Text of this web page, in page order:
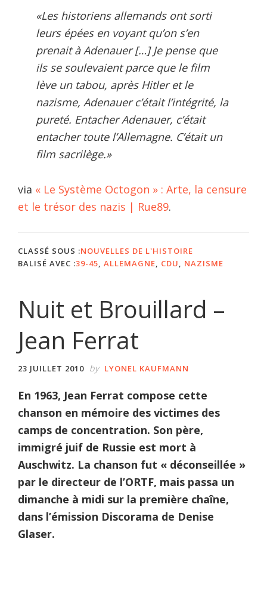
«Les historiens allemands ont sorti
leurs épées en voyant qu’on s’en
prenait à Adenauer […] Je pense que
ils se soulevaient parce que le film
lève un tabou, après Hitler et le
nazisme, Adenauer c’était l’intégrité, la
pureté. Entacher Adenauer, c’était
entacher toute l’Allemagne. C’était un
film sacrilège.»
via « Le Système Octogon » : Arte, la censure
et le trésor des nazis | Rue89.
CLASSÉ SOUS :NOUVELLES DE L'HISTOIRE
BALISÉ AVEC :39-45 ALLEMAGNE CDU NAZISME
Nuit et Brouillard –
Jean Ferrat
23 JUILLET 2010 by LYONEL KAUFMANN
En 1963, Jean Ferrat compose cette
chanson en mémoire des victimes des
camps de concentration. Son père,
immigré juif de Russie est mort à
Auschwitz. La chanson fut « déconseillée »
par le directeur de l’ORTF, mais passa un
dimanche à midi sur la première chaîne,
dans l’émission Discorama de Denise
Glaser.